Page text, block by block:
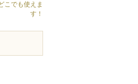
こでも使えま
す！